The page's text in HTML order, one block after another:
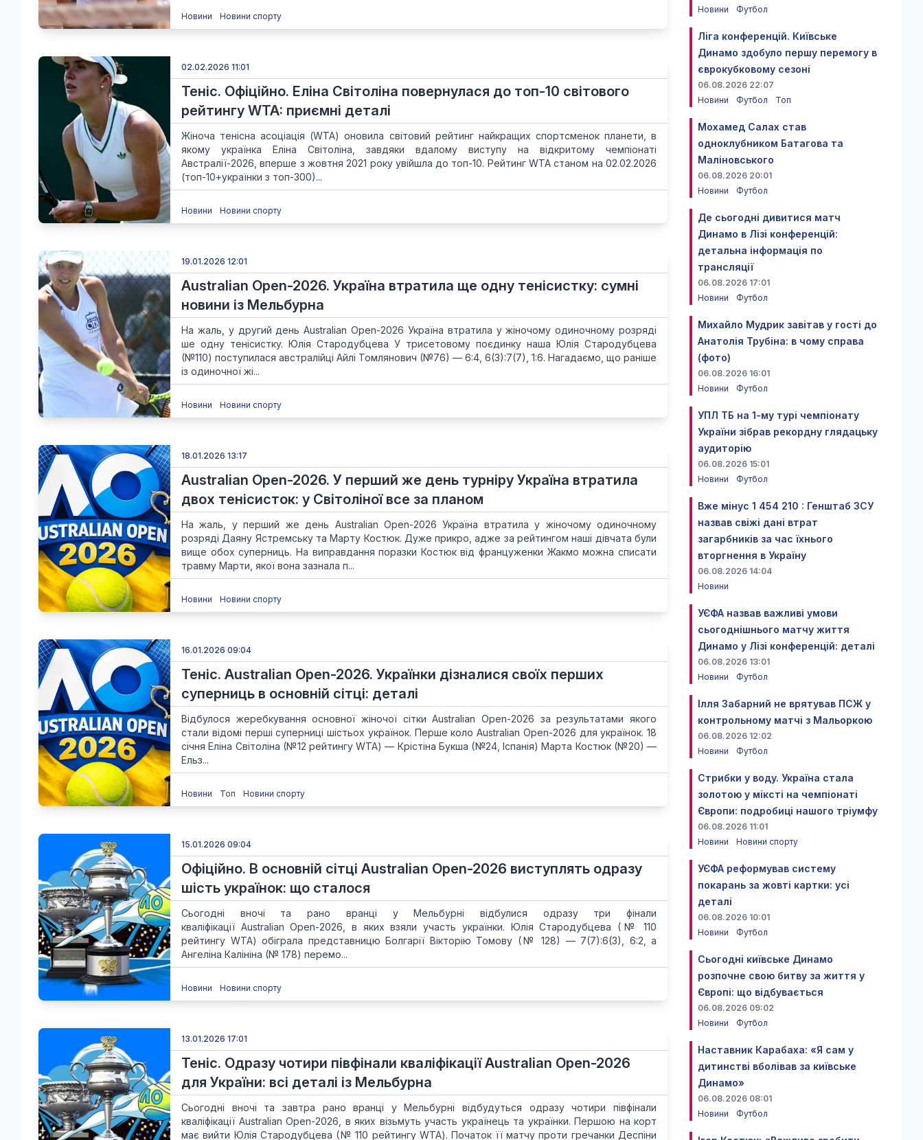
Новини Новини спорту
02.02.2026 11:01
Теніс. Офіційно. Еліна Світоліна повернулася до топ-10 світового
рейтингу WTA: приємні деталі
Жіноча тенісна асоціація (WTA) оновила світовий рейтинг найкращих спортсменок планети, в
якому українка Еліна Світоліна, завдяки вдалому виступу на відкритому чемпіонаті
Австралії-2026, вперше з жовтня 2021 року увійшла до топ-10. Рейтинг WTA станом на 02.02.2026
(топ-10+українки з топ-300)...
Новини Новини спорту
19.01.2026 12:01
Australian Open-2026. Україна втратила ще одну тенісистку: сумні
новини із Мельбурна
На жаль, у другий день Australian Open-2026 Україна втратила у жіночому одиночному розряді
ше одну тенісистку. Юлія Стародубцева У трисетовому поєдинку наша Юлія Стародубцева
(№110) поступилася австралійці Айлі Томлянович (№76) — 6:4, 6(3):7(7), 1:6. Нагадаємо, що раніше
із одиночної жі...
Новини Новини спорту
18.01.2026 13:17
Australian Open-2026. У перший же день турніру Україна втратила
двох тенісисток: у Світоліної все за планом
На жаль, у перший же день Australian Open-2026 Україна втратила у жіночому одиночному
розряді Даяну Ястремську та Марту Костюк. Дуже прикро, адже за рейтингом наші дівчата були
вище обох суперниць. На виправдання поразки Костюк від француженки Жакмо можна списати
травму Марти, якої вона зазнала п...
Новини Новини спорту
16.01.2026 09:04
Теніс. Australian Open-2026. Українки дізналися своїх перших
суперниць в основній сітці: деталі
Відбулося жеребкування основної жіночої сітки Australian Open-2026 за результатами якого
стали відомі перші суперниці шістьох українок. Перше коло Australian Open-2026 для українок. 18
січня Еліна Світоліна (№12 рейтингу WTA) — Крістіна Букша (№24, Іспанія) Марта Костюк (№20) —
Ельз...
Новини Топ Новини спорту
15.01.2026 09:04
Офіційно. В основній сітці Australian Open-2026 виступлять одразу
шість українок: що сталося
Сьогодні вночі та рано вранці у Мельбурні відбулися одразу три фінали
кваліфікації Australian Open-2026, в яких взяли участь українки. Юлія Стародубцева (№ 110
рейтингу WTA) обіграла представницю Болгарії Вікторію Томову (№ 128) — 7(7):6(3), 6:2, а
Ангеліна Калініна (№ 178) перемо...
Новини Новини спорту
13.01.2026 17:01
Теніс. Одразу чотири півфінали кваліфікації Australian Open-2026
для України: всі деталі із Мельбурна
Сьогодні вночі та завтра рано вранці у Мельбурні відбудуться одразу чотири півфінали
кваліфікації Australian Open-2026, в яких візьмуть участь українець та українки. Першою на корт
має вийти Юлія Стародубцева (№ 110 рейтингу WTA). Початок її матчу проти гречанки Деспіни
Новини
Футбол
Ліга конференцій. Київське
Динамо здобуло першу перемогу в
єврокубковому сезоні
06.08.2026 22:07
Новини
Футбол Топ
Мохамед Салах став
одноклубником Батагова та
Маліновського
06.08.2026 20:01
Новини
Футбол
Де сьогодні дивитися матч
Динамо в Лізі конференцій:
детальна інформація по
трансляції
06.08.2026 17:01
Новини
Футбол
Михайло Мудрик завітав у гості до
Анатолія Трубіна: в чому справа
(фото)
06.08.2026 16:01
Новини
Футбол
УПЛ ТБ на 1-му турі чемпіонату
України зібрав рекордну глядацьку
аудиторію
06.08.2026 15:01
Новини
Футбол
Вже мінус 1 454 210 : Генштаб ЗСУ
назвав свіжі дані втрат
загарбників за час їхнього
вторгнення в Україну
06.08.2026 14:04
Новини
УЄФА назвав важливі умови
сьогоднішнього матчу життя
Динамо у Лізі конференцій: деталі
06.08.2026 13:01
Новини
Футбол
Ілля Забарний не врятував ПСЖ у
контрольному матчі з Мальоркою
06.08.2026 12:02
Новини
Футбол
Стрибки у воду. Україна стала
золотою у міксті на чемпіонаті
Європи: подробиці нашого тріумфу
06.08.2026 11:01
Новини
Новини спорту
УЄФА реформував систему
покарань за жовті картки: усі
деталі
06.08.2026 10:01
Новини
Футбол
Сьогодні київське Динамо
розпочне свою битву за життя у
Європі: що відбувається
06.08.2026 09:02
Новини
Футбол
Наставник Карабаха: «Я сам у
дитинстві вболівав за київське
Динамо»
06.08.2026 08:01
Новини
Футбол